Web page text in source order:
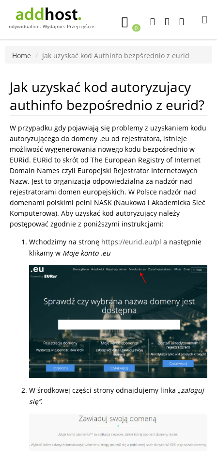
Indywidualnie. Wydajnie. Przejrzyście. 0
Home Jak uzyskać kod Authinfo bezpśrednio z eurid
Jak uzyskać kod autoryzujacy
authinfo bezpośrednio z eurid?
W przypadku gdy pojawiają się problemy z uzyskaniem kodu
autoryzującego do domeny .eu od rejestratora, istnieje
możliwość wygenerowania nowego kodu bezpośrednio w
EURid. EURid to skrót od The European Registry of Internet
Domain Names czyli Europejski Rejestrator Internetowych
Nazw. Jest to organizacja odpowiedzialna za nadzór nad
rejestratorami domen europejskich. W Polsce nadzór nad
domenami polskimi pełni NASK (Naukowa i Akademicka Sieć
Komputerowa). Aby uzyskać kod autoryzujący należy
postępować zgodnie z poniższymi instrukcjami:
Wchodzimy na stronę https://eurid.eu/pl a następnie
klikamy w Moje konto .eu
W środkowej części strony odnajdujemy linka „zaloguj
się”.